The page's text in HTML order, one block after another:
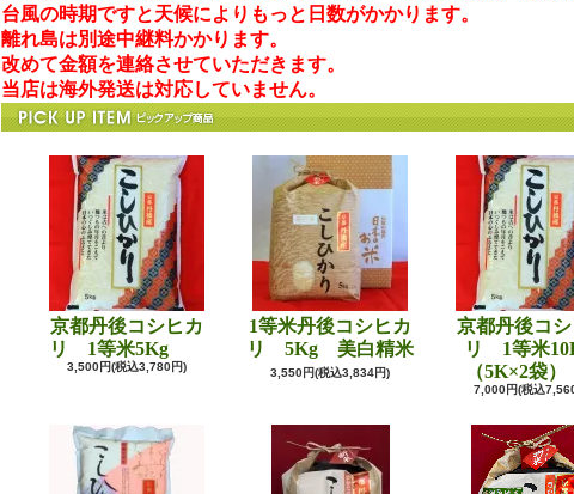
台風の時期ですと天候によりもっと日数がかかります。
離れ島は別途中継料かかります。
改めて金額を連絡させていただきます。
当店は海外発送は対応していません。
京都丹後コシヒカ
リ 1等米5Kg
3,500円(税込3,780円)
1等米丹後コシヒカ
リ 5Kg 美白精米
3,550円(税込3,834円)
京都丹後コ
リ 1等米
（5K×2袋）
7,000円(税込